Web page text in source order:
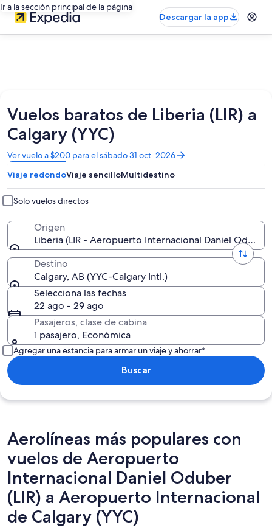
Ir a la sección principal de la página
Descargar la app
Vuelos baratos de Liberia (LIR) a
Calgary (YYC)
Ver vuelo a $200 para el sábado 31 oct. 2026
Se
abrirá
en
una
nueva
ventana
Viaje redondoViaje sencilloMultidestino
Solo vuelos directos
Origen
Liberia (LIR - Aeropuerto Internacional Daniel Oduber)
Destino
Calgary, AB (YYC-Calgary Intl.)
Selecciona las fechas
22 ago - 29 ago
Pasajeros, clase de cabina
1 pasajero, Económica
Agregar una estancia para armar un viaje y ahorrar*
Buscar
Aerolíneas más populares con
vuelos de Aeropuerto
Internacional Daniel Oduber
(LIR) a Aeropuerto Internacional
de Calgary (YYC)